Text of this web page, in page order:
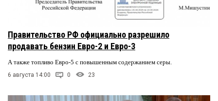
Правительство РФ официально разрешило
продавать бензин Евро-2 и Евро-3
А также топливо Евро-5 с повышенным содержанием серы.
6 августа 14:00 0 23